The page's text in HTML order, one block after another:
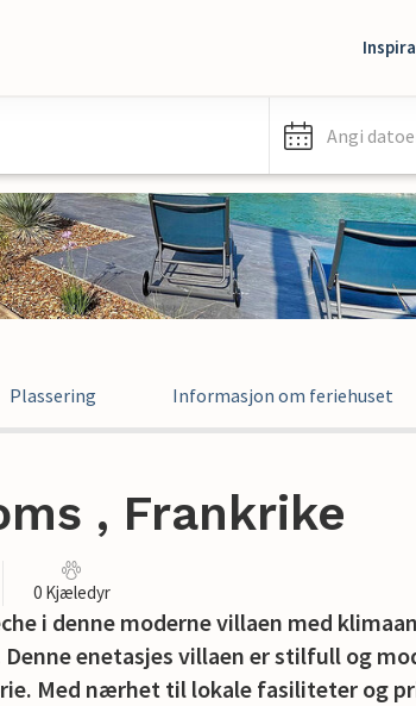
Angi
Plassering Informasjon om feriehuset
, Frankrike
0 Kjæledyr
i denne moderne villaen med
enetasjes villaen er stilfull og
Med nærhet til lokale fasiliteter og